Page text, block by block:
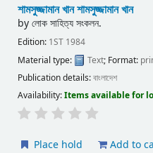
শামসুজ্জামান খানশামসুজ্জামান খান
byলোক সাহিত্য সংকলন.
Edition: 1ST 1984
Material type:
Text; Format:
Publication details:বাংলাদেশ
Availability:Items available for
Place hold Add to